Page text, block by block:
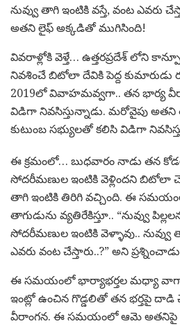
నువ్వు తాగి ఇంటికి వస్తే, వంట ఎవరు
అతని లైఫ్ అక్కడితో ముగిసింది!
వివరాళ్లోకి వెళ్తే… ఉత్తరప్రదేశ్ లోని
నివశించే బిటోలా దేవికి పెద్ద కుమారుడు
2019లో వివాహమవ్వగా.. తన భార్య
విడిగా నివసిస్తున్నాడు. మరోవైపు
కుటుంబ సభ్యులతో కలిసి విడిగా
ఈ క్రమంలో… బుధవారం నాడు తన
సోదరీమణుల ఇంటికి వెళ్లిందని బిటోలా
తాగి ఇంటికి తిరిగి వచ్చింది. ఈ
తాగుడును వ్యతిరేకిస్తూ.. “నువ్వు
సోదరీమణుల ఇంటికి వెళ్ళావు.. నువ్వు
ఎవరు వంట చేస్తారు..?” అని
ఈ సమయంలో భార్యాభర్తల మధ్యా
ఇంట్లో ఉంచిన గొడ్డలితో తన భర్తపై
వీరాంగన. ఈ సమయంలో ఆమె అతనిపై